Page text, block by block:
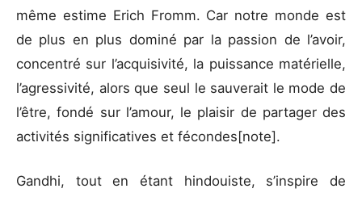
même estime Erich Fromm. Car notre monde est
de plus en plus dominé par la passion de l’avoir,
concentré sur l’acquisivité, la puissance matérielle,
l’agressivité, alors que seul le sauverait le mode de
l’être, fondé sur l’amour, le plaisir de partager des
activités significatives et fécondes[note].
Gandhi, tout en étant hindouiste, s’inspire de